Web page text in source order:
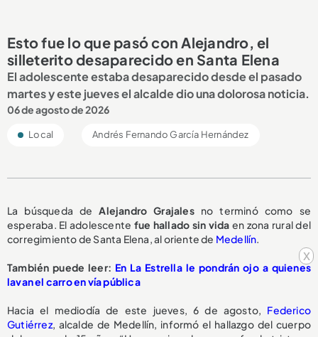
x
Esto fue lo que pasó con Alejandro, el
silleterito desaparecido en Santa Elena
El adolescente estaba desaparecido desde el pasado
martes y este jueves el alcalde dio una dolorosa noticia.
06 de agosto de 2026
Local Andrés Fernando García Hernández
La búsqueda deAlejandro Grajales no terminó como se
esperaba. El adolescente fue hallado sin vida en zona rural del
corregimiento de Santa Elena, al oriente de Medellín.
También puede leer: En La Estrella le pondrán ojo a quienes
lavan el carro en vía pública
Hacia el mediodía de este jueves, 6 de agosto, Federico
Gutiérrez, alcalde de Medellín, informó el hallazgo del cuerpo